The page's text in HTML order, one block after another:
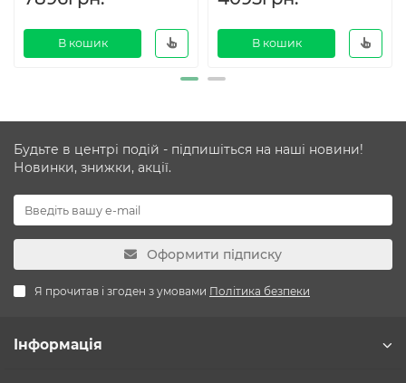
В кошик В кошик
Будьте в центрі подій - підпишіться на наші новини!
Новинки, знижки, акції.
Оформити підписку
Я прочитав і згоден з умовами Політика безпеки
Інформація